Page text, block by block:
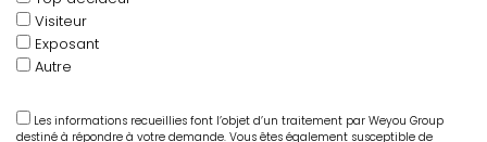
Visiteur
Exposant
Autre
Les informations recueillies font l’objet d’un traitement par Weyou Group
destiné à répondre à votre demande. Vous êtes également susceptible de